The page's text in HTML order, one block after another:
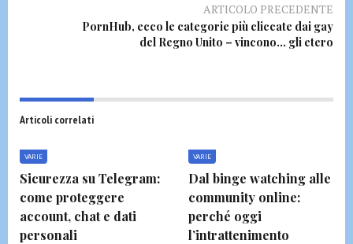
ARTICOLO PRECEDENTE
PornHub, ecco le categorie più cliccate dai gay
del Regno Unito – vincono… gli etero
Articoli correlati
VARIE
Sicurezza su Telegram:
come proteggere
account, chat e dati
personali
VARIE
Dal binge watching alle
community online:
perché oggi
l’intrattenimento